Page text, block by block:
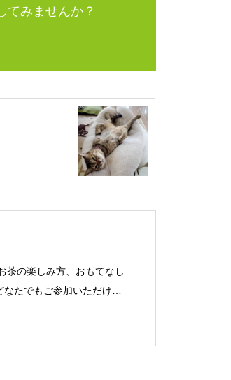
てみませんか？
茶の楽しみ方、おもてなし
たでもご参加いただけま